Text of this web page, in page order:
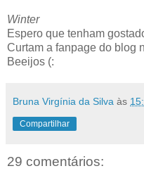
Winter
Espero que tenham
Curtam a fanpage do blog
Beeijos (:
Bruna Virgínia da Silva às
Compartilhar
29 comentários: